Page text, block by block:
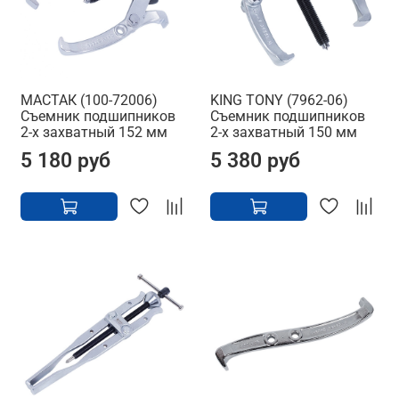
МАСТАК (100-72006)
Съемник подшипников
2-х захватный 152 мм
5 180 руб
KING TONY (7962-06)
Съемник подшипников
2-х захватный 150 мм
5 380 руб